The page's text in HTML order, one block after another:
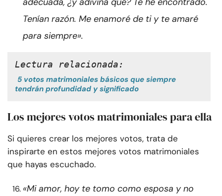
Tenían razón. Me enamoré de ti y te amaré
para siempre».
Lectura relacionada:
5 votos matrimoniales básicos que siempre
tendrán profundidad y significado
Los mejores votos matrimoniales para ella
Si quieres crear los mejores votos, trata de
inspirarte en estos mejores votos matrimoniales
que hayas escuchado.
«Mi amor, hoy te tomo como esposa y no